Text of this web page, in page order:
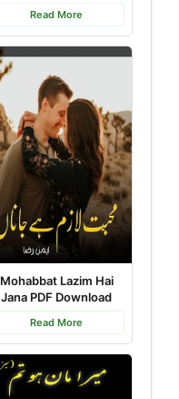
Read More
Mohabbat Lazim Hai
Jana PDF Download
Read More